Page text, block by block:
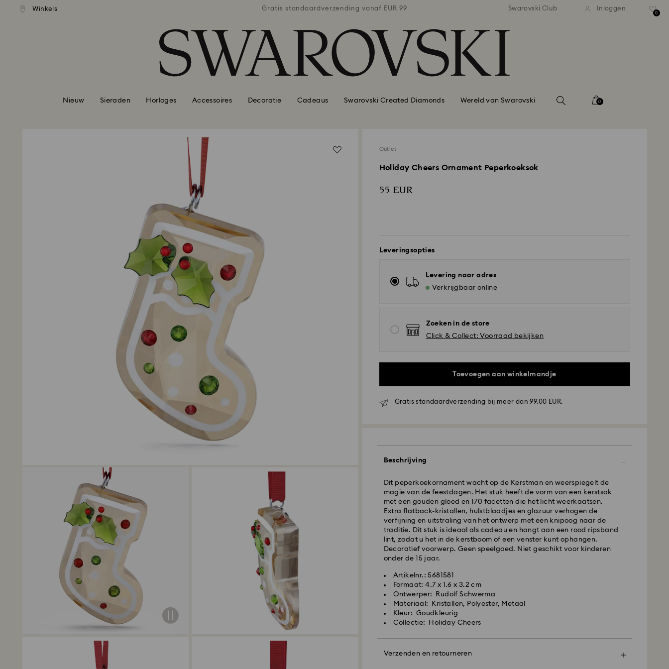
Lijst met toegangscodes
Winkelsvanaf EUR 99 Gratis standaardverzending vanaf EUR 99 Gratis standaardverzending vanaf EUR 99 Gratis standaardverzending
Swarovski Club Inloggen
0
Nieuw Sieraden Horloges Accessoires Decoratie Cadeaus Swarovski Created Diamonds Wereld van Swarovski 0
Outlet
Holiday Cheers Ornament Peperkoeksok
55 EUR
Leveringsopties
Levering naar adres
Verkrijgbaar online
Zoeken in de store
Click & Collect: Voorraad bekijken
Toevoegen aan winkelmandje
Gratis standaardverzending bij meer dan 99.00 EUR.
Beschrijving
Dit peperkoekornament wacht op de Kerstman en weerspiegelt de
magie van de feestdagen. Het stuk heeft de vorm van een kerstsok
met een gouden gloed en 170 facetten die het licht weerkaatsen.
Extra flatback-kristallen, hulstblaadjes en glazuur verhogen de
verfijning en uitstraling van het ontwerp met een knipoog naar de
traditie. Dit stuk is ideaal als cadeau en hangt aan een rood ripsband
lint, zodat u het in de kerstboom of een venster kunt ophangen.
Decoratief voorwerp. Geen speelgoed. Niet geschikt voor kinderen
onder de 15 jaar.
Artikelnr.: 5681581
Formaat: 4.7 x 1.6 x 3.2 cm
Ontwerper: Rudolf Schwerma
Materiaal: Kristallen, Polyester, Metaal
Kleur: Goudkleurig
Collectie: Holiday Cheers
Verzenden en retourneren
Standaard verzending - GLS
Bestellingen geplaatst van maandag tot vrijdag voor 10:00 uur CET
zullen de dezelfde werkdag worden verwerkt en verzonden.
Standaard verzending tijd: 2 werkdag na verwerking en verzending
Standaard verzending : EUR 6.95
Gratis standaard verzending bij meer dan EUR 99
Expresslevering - FedEx
Bestellingen die van maandag tot en met vrijdag vóór 14:30 CET
worden geplaatst, worden dezelfde werkdag verwerkt en
verzonden.
Levertijd voor expresslevering: 1 werkdag na verwerking en
verzending.
Kosten voor expressverzending: EUR 17.50
Swarovski kan momenteel niet leveren aan postbussen of APO-/FPO-
van de laatste betaling.
Swarovski kristal is een delicaat materiaal dat met bijzonder veel
zorg moet worden behandeld. Volg onderstaande adviezen op om
ervoor te zorgen dat je Swarovski product gedurende een langere
periode in de best mogelijke staat blijft en om schade te voorkomen:
Sieraden en horloges:
om krassen te voorkomen.
Doe je sieraden af voordat je je handen wast, gaat zwemmen en/of